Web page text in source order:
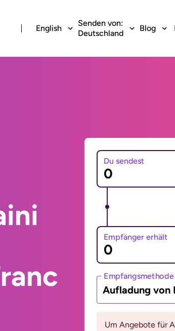
English
Senden von:
Deutschland
Blog
Du sendest
Empfänger erhält
Empfangsmethode
Aufladung von
Um Angebote für